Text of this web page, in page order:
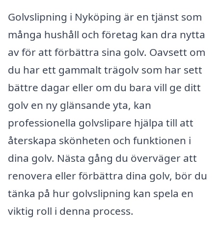
Golvslipning i Nyköping är en tjänst som
många hushåll och företag kan dra nytta
av för att förbättra sina golv. Oavsett om
du har ett gammalt trägolv som har sett
bättre dagar eller om du bara vill ge ditt
golv en ny glänsande yta, kan
professionella golvslipare hjälpa till att
återskapa skönheten och funktionen i
dina golv. Nästa gång du överväger att
renovera eller förbättra dina golv, bör du
tänka på hur golvslipning kan spela en
viktig roll i denna process.